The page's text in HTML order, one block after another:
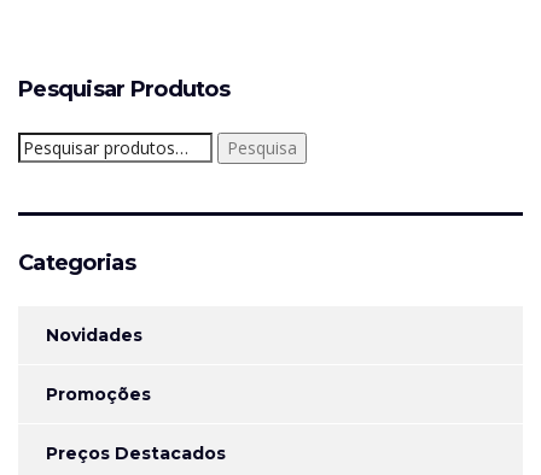
Pesquisar Produtos
Pesquisar
por:
Pesquisa
Categorias
Novidades
Promoções
Preços Destacados